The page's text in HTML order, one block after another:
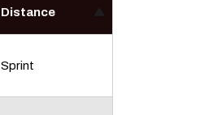
Distance
Sprint